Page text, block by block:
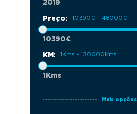
2019
Preço:
10390€
KM:
1Kms
Mais opções